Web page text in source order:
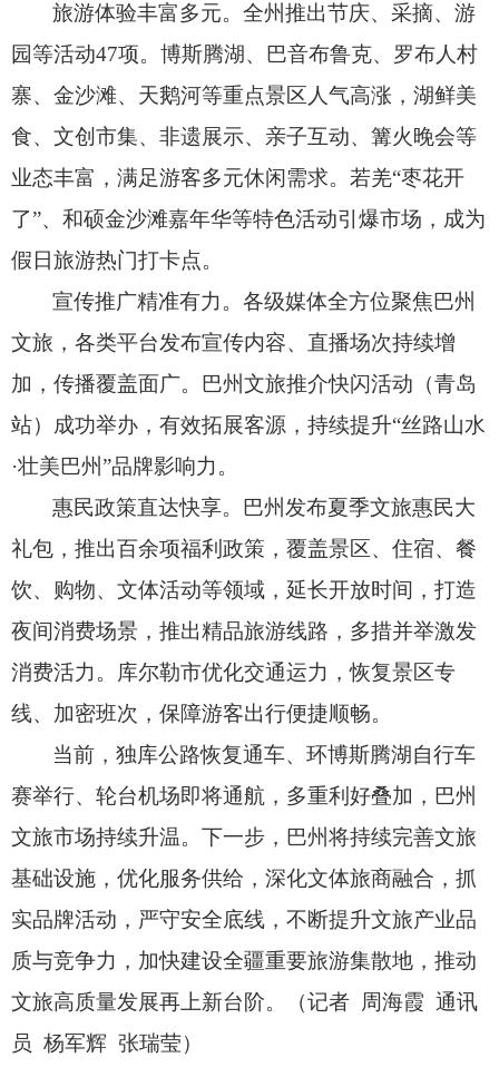
旅游体验丰富多元。全州推出节庆、采摘、游
园等活动47项。 博斯腾湖、 巴音布鲁克、 罗布人村
寨、 金沙滩、 天鹅河等重点景区人气高涨， 湖鲜美
食、 文创市集、 非遗展示、 亲子互动、 篝火晚会等
业态丰富， 满足游客多元休闲需求。 若羌“枣花开
了”、 和硕金沙滩嘉年华等特色活动引爆市场， 成为
假日旅游热门打卡点。
宣传推广精准有力。各级媒体全方位聚焦巴州
文旅， 各类平台发布宣传内容、 直播场次持续增
加， 传播覆盖面广。
巴州文旅推介快闪活动（青岛
站）成功举办， 有效拓展客源， 持续提升“丝路山水
·壮美巴州”品牌影响力。
惠民政策直达快享。
巴州发布夏季文旅惠民大
礼包， 推出百余项福利政策， 覆盖景区、 住宿、 餐
饮、 购物、 文体活动等领域， 延长开放时间， 打造
夜间消费场景， 推出精品旅游线路， 多措并举激发
消费活力。 库尔勒市优化交通运力，恢复景区专
线、 加密班次， 保障游客出行便捷顺畅。
当前，独库公路恢复通车、环博斯腾湖自行车
赛举行、 轮台机场即将通航， 多重利好叠加， 巴州
文旅市场持续升温。 下一步， 巴州将持续完善文旅
基础设施， 优化服务供给， 深化文体旅商融合， 抓
实品牌活动， 严守安全底线， 不断提升文旅产业品
质与竞争力， 加快建设全疆重要旅游集散地， 推动
文旅高质量发展再上新台阶。
（记者 周海霞 通讯
员 杨军辉 张瑞莹）